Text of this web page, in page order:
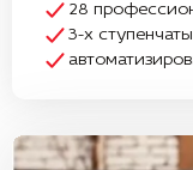
28
3-х